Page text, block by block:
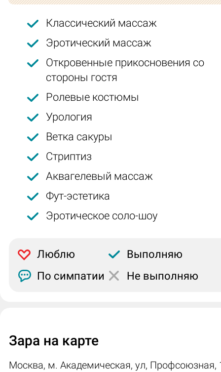
Классический массаж
Эротический массаж
Откровенные прикосновения со
стороны гостя
Ролевые костюмы
Урология
Ветка сакуры
Стриптиз
Аквагелевый массаж
Фут-эстетика
Эротическое соло-шоу
Люблю
Выполняю
По симпатии
Не выполняю
Зара на карте
Москва, м. Академическая, ул, Профсоюзная,